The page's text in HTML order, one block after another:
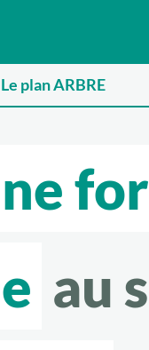
Le plan ARBRE
au